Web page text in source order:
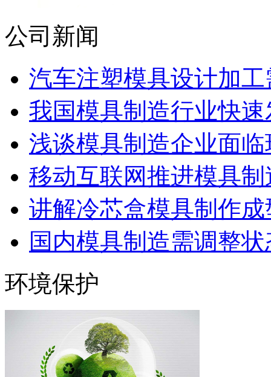
公司新闻
汽车注塑模具设计加
我国模具制造行业快
浅谈模具制造企业面
移动互联网推进模具
讲解冷芯盒模具制作
国内模具制造需调整
环境保护